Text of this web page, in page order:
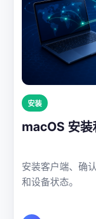
安装
macOS 安装
安装客户端、确
和设备状态。